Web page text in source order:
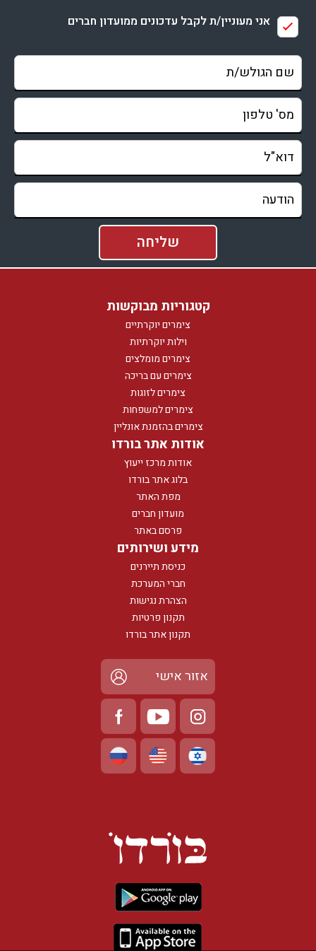
אני מעוניין/ת לקבל עדכונים ממועדון חברים
קטגוריות מבוקשות
צימרים יוקרתיים
וילות יוקרתיות
צימרים מומלצים
צימרים עם בריכה
צימרים לזוגות
צימרים למשפחות
צימרים בהזמנת אונליין
אודות אתר בורדו
אודות מרכז ייעוץ
בלוג אתר בורדו
מפת האתר
מועדון חברים
פרסם באתר
מידע ושירותים
כניסת תיירנים
חברי המערכת
הצהרת נגישות
תקנון פרטיות
תקנון אתר בורדו
אזור אישי